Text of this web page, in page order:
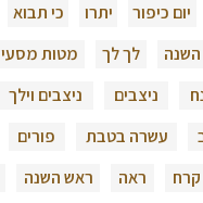
יום כיפור יתרו כי תבוא
השנה לך לך מטות מסעי
ניצבים ניצבים וילך
עשרה בטבת פורים
קרח ראה ראש השנה